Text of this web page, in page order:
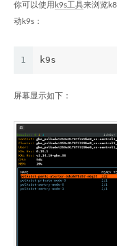
你可以使用 k9s工具来浏览
动k9s：
1 k9s
屏幕显示如下：